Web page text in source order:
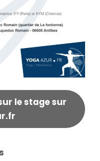
le stage sur